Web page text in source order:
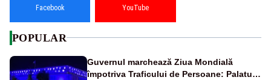
Facebook YouTube
POPULAR
Guvernul marchează Ziua Mondială
împotriva Traficului de Persoane: Palatul